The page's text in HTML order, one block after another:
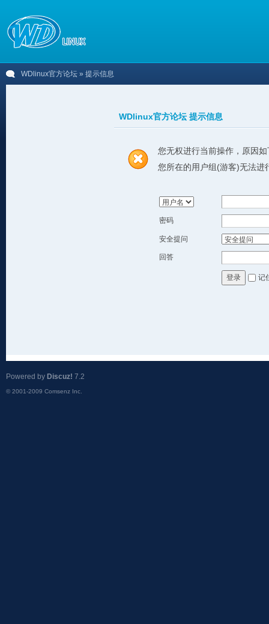
WDlinux官方论坛 » 提示信息
WDlinux官方论坛 提示信息
您无权进行当前操作，原因如
您所在的用户组(游客)无法进
密码
安全提问
回答
登录 记
Powered by Discuz! 7.2
© 2001-2009 Comsenz Inc.